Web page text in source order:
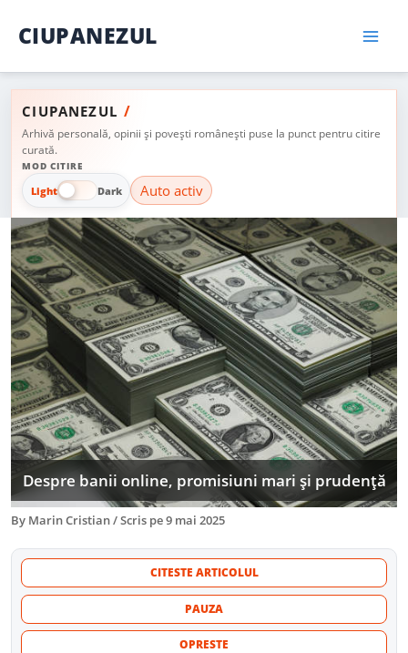
CIUPANEZUL
CIUPANEZUL /
Arhivă personală, opinii și povești românești puse la punct pentru citire
curată.
MOD CITIRE
Light Dark Auto activ
Despre banii online, promisiuni mari și prudență
By Marin Cristian/Scris pe9 mai 2025
CITESTE ARTICOLUL
PAUZA
OPRESTE